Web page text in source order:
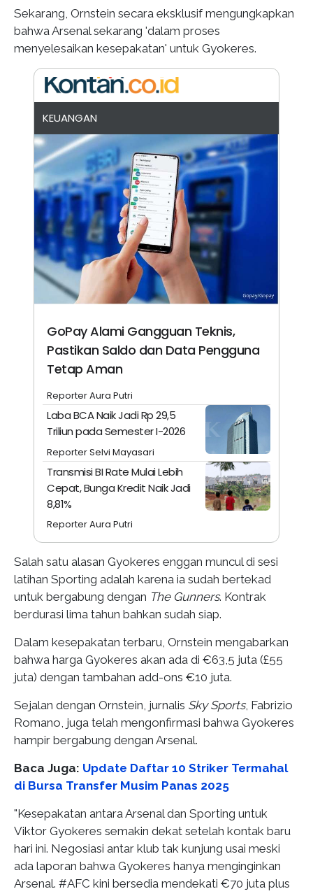
Sekarang, Ornstein secara eksklusif mengungkapkan
bahwa Arsenal sekarang 'dalam proses
menyelesaikan kesepakatan' untuk Gyokeres.
KEUANGAN
GoPay Alami Gangguan Teknis,
Pastikan Saldo dan Data Pengguna
Tetap Aman
Reporter Aura Putri
Laba BCA Naik Jadi Rp 29,5
Triliun pada Semester I-2026
Reporter Selvi Mayasari
Transmisi BI Rate Mulai Lebih
Cepat, Bunga Kredit Naik Jadi
8,81%
Reporter Aura Putri
Salah satu alasan Gyokeres enggan muncul di sesi
latihan Sporting adalah karena ia sudah bertekad
untuk bergabung dengan The Gunners. Kontrak
berdurasi lima tahun bahkan sudah siap.
Dalam kesepakatan terbaru, Ornstein mengabarkan
bahwa harga Gyokeres akan ada di €63,5 juta (£55
juta) dengan tambahan add-ons €10 juta.
Sejalan dengan Ornstein, jurnalis Sky Sports, Fabrizio
Romano, juga telah mengonfirmasi bahwa Gyokeres
hampir bergabung dengan Arsenal.
Baca Juga: Update Daftar 10 Striker Termahal
di Bursa Transfer Musim Panas 2025
"Kesepakatan antara Arsenal dan Sporting untuk
Viktor Gyokeres semakin dekat setelah kontak baru
hari ini. Negosiasi antar klub tak kunjung usai meski
ada laporan bahwa Gyokeres hanya menginginkan
Arsenal. #AFC kini bersedia mendekati €70 juta plus